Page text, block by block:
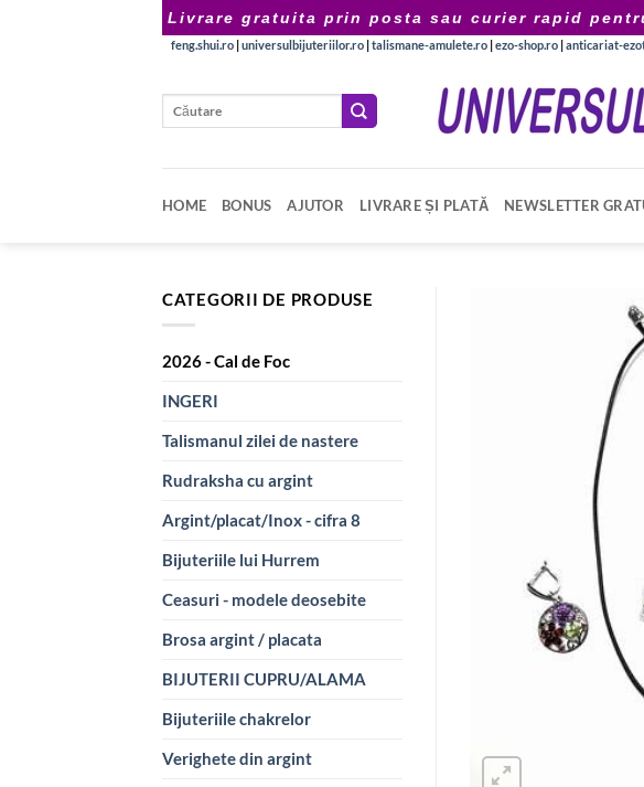
Livrare gratuita prin posta sau curier rapid
feng.shui.ro|universulbijuteriilor.ro|talismane-amulete.ro|ezo-shop.ro|anticariat-
Caută
HOME BONUS AJUTOR LIVRARE ȘI PLATĂ NEWSLETTER
CATEGORII DE PRODUSE
2026 - Cal de Foc
INGERI
Talismanul zilei de nastere
Rudraksha cu argint
Argint/placat/Inox - cifra 8
Bijuteriile lui Hurrem
Ceasuri - modele deosebite
Brosa argint / placata
BIJUTERII CUPRU/ALAMA
Bijuteriile chakrelor
Verighete din argint